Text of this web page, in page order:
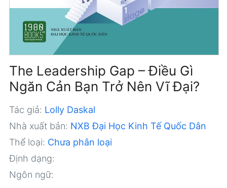
The Leadership Gap – Điều Gì
Ngăn Cản Bạn Trở Nên Vĩ Đại?
Tác giả: Lolly Daskal
Nhà xuất bản: NXB Đại Học Kinh Tế Quốc Dân
Thể loại: Chưa phân loại
Định dạng:
Ngôn ngữ: